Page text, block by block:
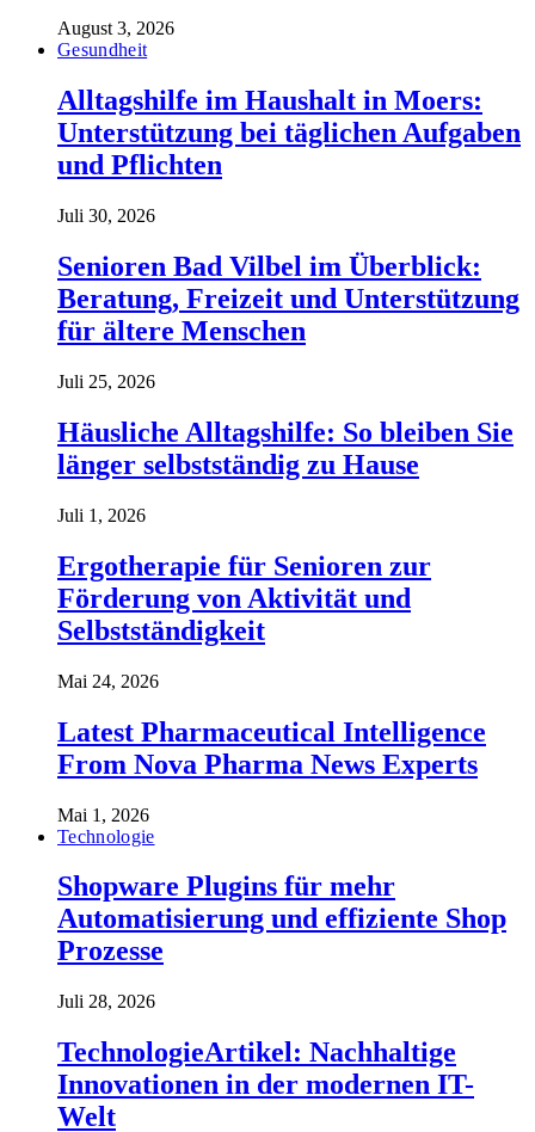
August 3, 2026
Gesundheit
Alltagshilfe im Haushalt in Moers:
Unterstützung bei täglichen Aufgaben
und Pflichten
Juli 30, 2026
Senioren Bad Vilbel im Überblick:
Beratung, Freizeit und Unterstützung
für ältere Menschen
Juli 25, 2026
Häusliche Alltagshilfe: So bleiben Sie
länger selbstständig zu Hause
Juli 1, 2026
Ergotherapie für Senioren zur
Förderung von Aktivität und
Selbstständigkeit
Mai 24, 2026
Latest Pharmaceutical Intelligence
From Nova Pharma News Experts
Mai 1, 2026
Technologie
Shopware Plugins für mehr
Automatisierung und effiziente Shop
Prozesse
Juli 28, 2026
TechnologieArtikel: Nachhaltige
Innovationen in der modernen IT-
Welt